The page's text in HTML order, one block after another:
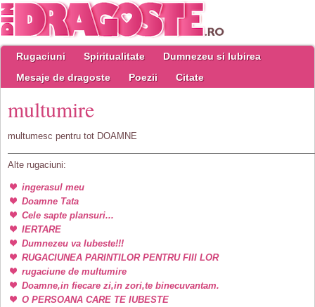
Rugaciuni Spiritualitate
Dumnezeu si Iubirea
Mesaje de dragoste
Poezii Citate
multumire
multumesc pentru tot DOAMNE
Alte rugaciuni:
ingerasul meu
Doamne Tata
Cele sapte plansuri...
IERTARE
Dumnezeu va Iubeste!!!
RUGACIUNEA PARINTILOR PENTRU FIII LOR
rugaciune de multumire
Doamne,in fiecare zi,in zori,te binecuvantam.
O PERSOANA CARE TE IUBESTE